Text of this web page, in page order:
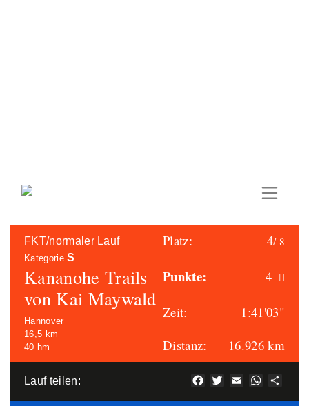
Skip
FKT/normaler Lauf
Kategorie S
Kananohe Trails
von Kai Maywald
Hannover
16,5 km
40 hm
Platz: 4/ 8
Punkte: 4
Zeit:
1:41'03"
Distanz: 16.926 km
Lauf teilen: Facebook
TwitterEmail